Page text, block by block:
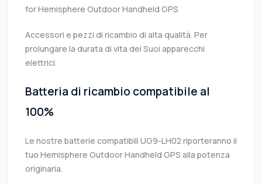
for Hemisphere Outdoor Handheld GPS
Accessori e pezzi di ricambio di alta qualità. Per
prolungare la durata di vita dei Suoi apparecchi
elettrici.
Batteria di ricambio compatibile al
100%
Le nostre batterie compatibili UG9-LH02 riporteranno il
tuo Hemisphere Outdoor Handheld GPS alla potenza
originaria.